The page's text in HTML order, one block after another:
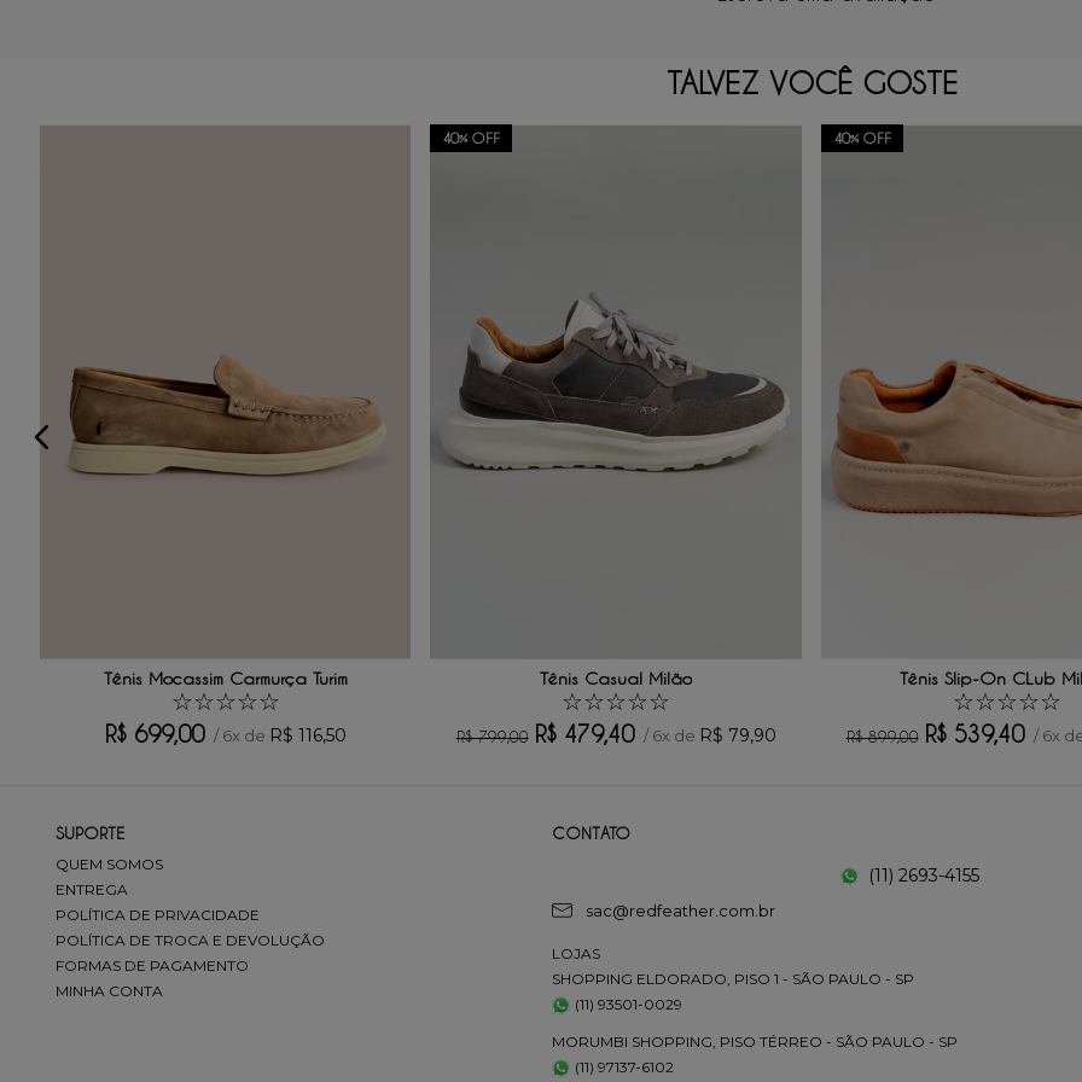
Sua localização
TALVEZ VOCÊ GOSTE
Tênis Mocassim Carmurça Turim
☆☆☆☆☆
R$ 699,00 /6x de R$ 116,50
40% OFF
Tênis Casual Milão
☆☆☆☆☆
R$ 799,00 R$ 479,40 /6x de R$ 79,90
40%OFF
Tênis Slip-On CLub
☆☆☆☆☆
R$ 899,00 R$ 539,40 /6x
SUPORTE
QUEM SOMOS
ENTREGA
POLÍTICA DE PRIVACIDADE
POLÍTICA DE TROCA E DEVOLUÇÃO
FORMAS DE PAGAMENTO
MINHA CONTA
CONTATO
(11) 2693-4155
sac@redfeather.com.br
LOJAS
SHOPPING ELDORADO, PISO 1 - SÃO PAULO - SP
(11) 93501-0029
MORUMBI SHOPPING, PISO TÉRREO - SÃO PAULO - SP
(11) 97137-6102